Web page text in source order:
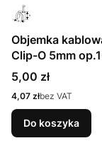
Objemka
Clip-O 5mm
Cena
5,00 zł
Cena
4,07 złbez VAT
Do koszyka